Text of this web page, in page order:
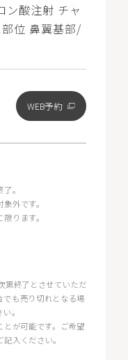
ン酸注射 チャ
位 鼻翼基部/
WEB予約
。
外です。
ります。
第終了とさせていただ
でも売り切れとなる場
。
が可能です。ご希望
入ください。